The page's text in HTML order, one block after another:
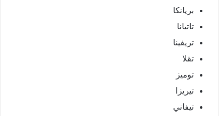
بريانكا
تاتيانا
تريفينا
تقلا
توميز
تيريزا
تيفاني